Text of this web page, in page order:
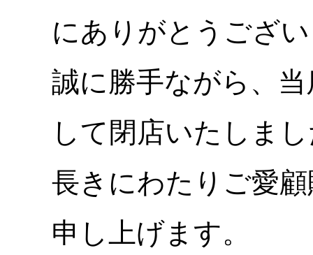
にありがとうござ
誠に勝手ながら、
して閉店いたしま
長きにわたりご愛
申し上げます。